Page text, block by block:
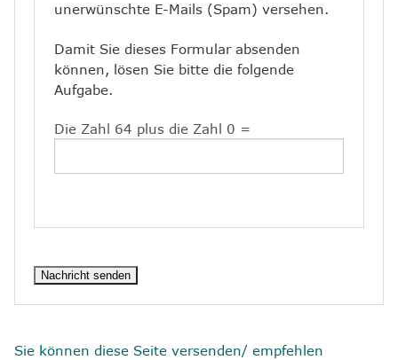
unerwünschte E-Mails (Spam) versehen.
Damit Sie dieses Formular absenden
können, lösen Sie bitte die folgende
Aufgabe.
Die Zahl 64 plus die Zahl 0 =
Sie können diese Seite versenden/ empfehlen